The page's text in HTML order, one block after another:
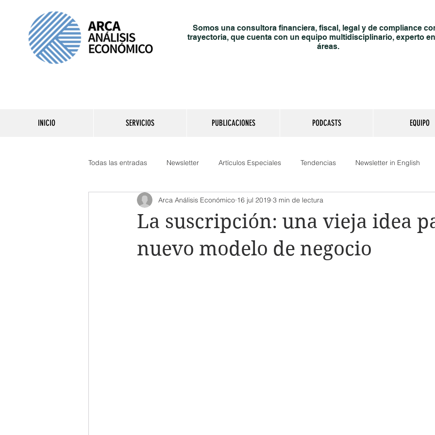
Somos una consultora financiera, fiscal, legal y de compliance
trayectoria, que cuenta con un equipo multidisciplinario, experto
áreas.
INICIO SERVICIOS PUBLICACIONES PODCASTS EQUIPO
Todas las entradas Newsletter Artículos Especiales Tendencias Newsletter in English
Reporte del día
La suscripción: una vieja idea
nuevo modelo de negocio
Arca Análisis Económico 16 jul 2019 3 min de lectura